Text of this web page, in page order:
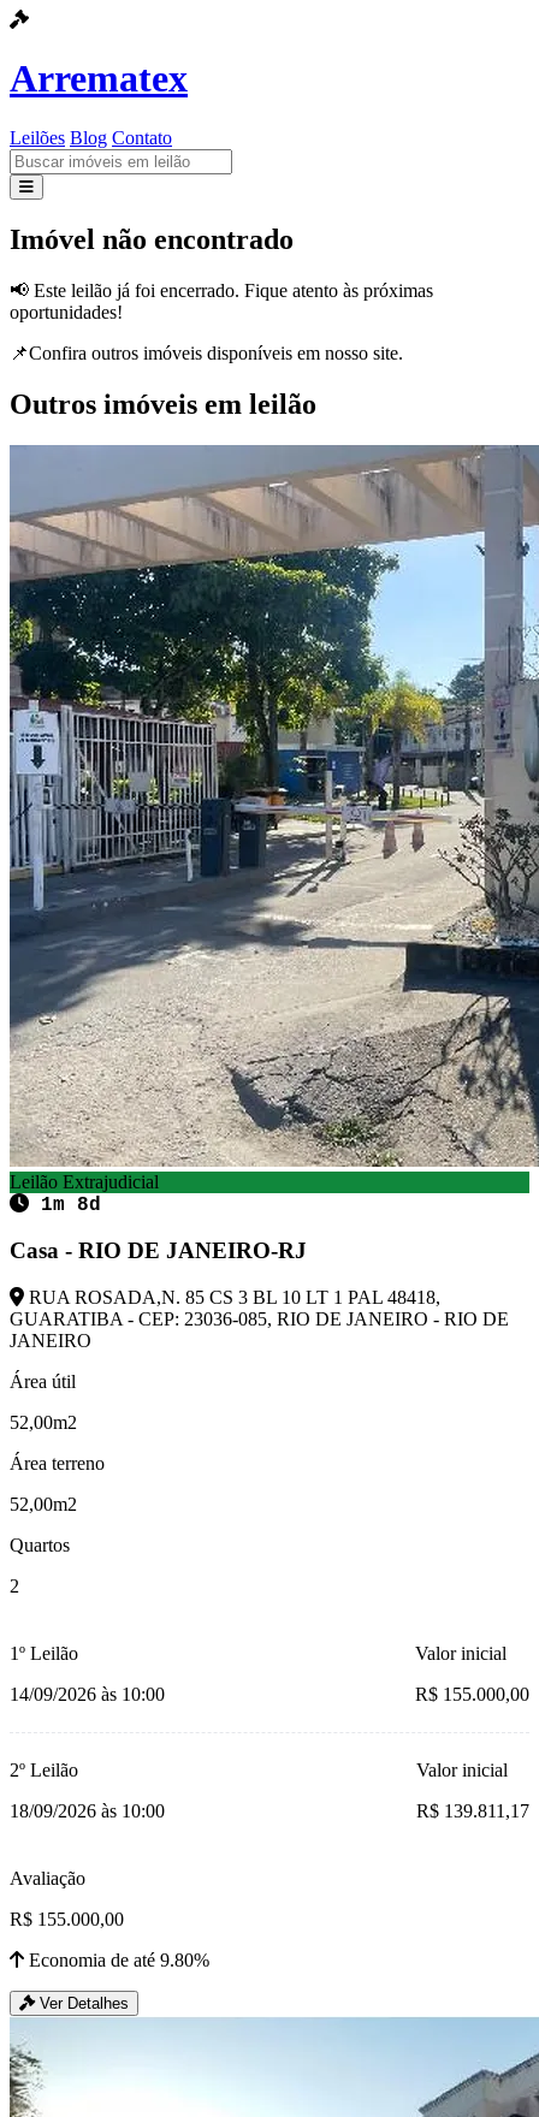
Arrematex
Leilões Blog Contato
Leilões
Imóvel não encontrado
📢 Este leilão já foi encerrado. Fique atento às próximas
oportunidades!
📌Confira outros imóveis disponíveis em nosso site.
Outros imóveis em leilão
Leilão Extrajudicial
1m 8d
Casa - RIO DE JANEIRO-RJ
RUA ROSADA,N. 85 CS 3 BL 10 LT 1 PAL 48418,
GUARATIBA - CEP: 23036-085, RIO DE JANEIRO - RIO DE
JANEIRO
Área útil
52,00m2
Área terreno
52,00m2
Quartos
2
1º Leilão
14/09/2026 às 10:00
Valor inicial
R$ 155.000,00
2º Leilão
18/09/2026 às 10:00
Valor inicial
R$ 139.811,17
Avaliação
R$ 155.000,00
Economia de até 9.80%
Ver Detalhes